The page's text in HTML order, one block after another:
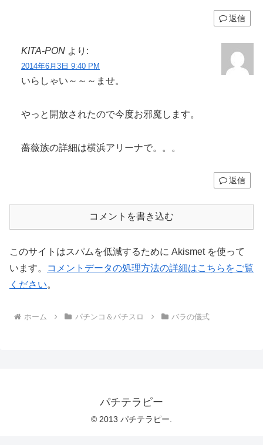
返信
KITA-PON より:
2014年6月3日 9:40 PM
いらしゃい～～～ませ。
やっと開放されたので今度お邪魔します。
薔薇族の詳細は横浜アリーナで。。。
返信
コメントを書き込む
このサイトはスパムを低減するために Akismet を使って
います。
コメントデータの処理方法の詳細はこちらをご覧
ください。
ホーム パチンコ＆パチスロ バラの儀式
パチテラピー
© 2013 パチテラピー.